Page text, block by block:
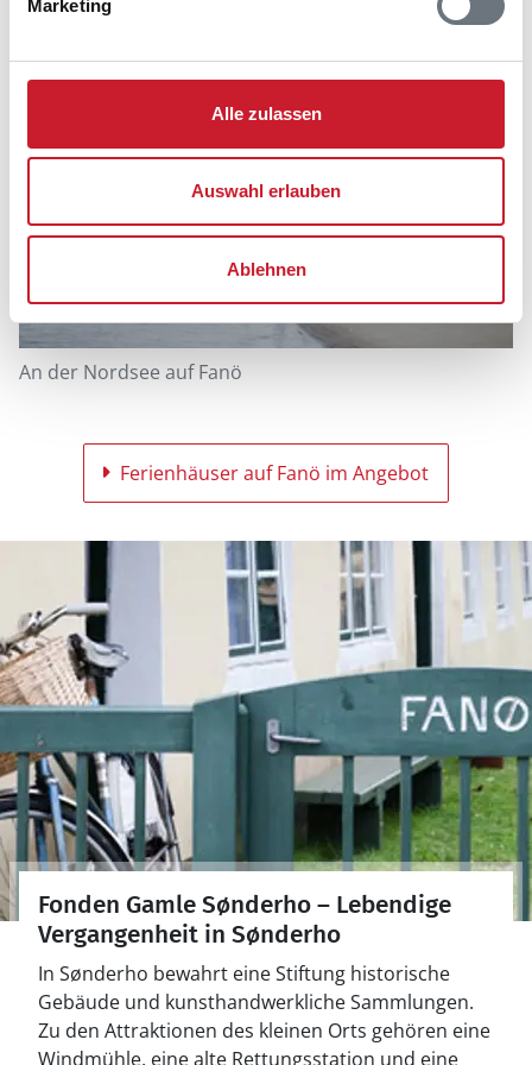
Marketing
Alle zulassen
Auswahl erlauben
Ablehnen
An der Nordsee auf Fanö
Ferienhäuser auf Fanö im Angebot
Fonden Gamle Sønderho – Lebendige
Vergangenheit in Sønderho
In Sønderho bewahrt eine Stiftung historische
Gebäude und kunsthandwerkliche Sammlungen.
Zu den Attraktionen des kleinen Orts gehören eine
Windmühle, eine alte Rettungsstation und eine